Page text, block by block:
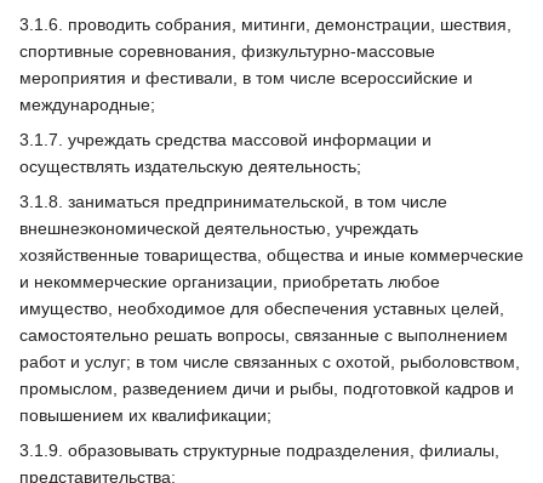
3.1.6. проводить собрания, митинги, демонстрации, шествия,
спортивные соревнования, физкультурно-массовые
мероприятия и фестивали, в том числе всероссийские и
международные;
3.1.7. учреждать средства массовой информации и
осуществлять издательскую деятельность;
3.1.8. заниматься предпринимательской, в том числе
внешнеэкономической деятельностью, учреждать
хозяйственные товарищества, общества и иные коммерческие
и некоммерческие организации, приобретать любое
имущество, необходимое для обеспечения уставных целей,
самостоятельно решать вопросы, связанные с выполнением
работ и услуг; в том числе связанных с охотой, рыболовством,
промыслом, разведением дичи и рыбы, подготовкой кадров и
повышением их квалификации;
3.1.9. образовывать структурные подразделения, филиалы,
представительства;